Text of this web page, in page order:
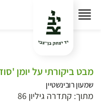
מבט ביקורתי על יומן
שמעון רובינשטיין
מתוך: קתדרה גיליון 86